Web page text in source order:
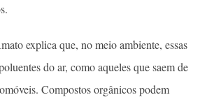
explica que, no meio ambiente, essas
do ar, como aqueles que saem de
Compostos orgânicos podem